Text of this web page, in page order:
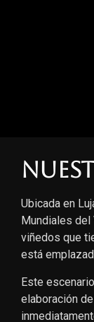
Ubicada en
Mundiales
viñedos que
está
Este
elaboración